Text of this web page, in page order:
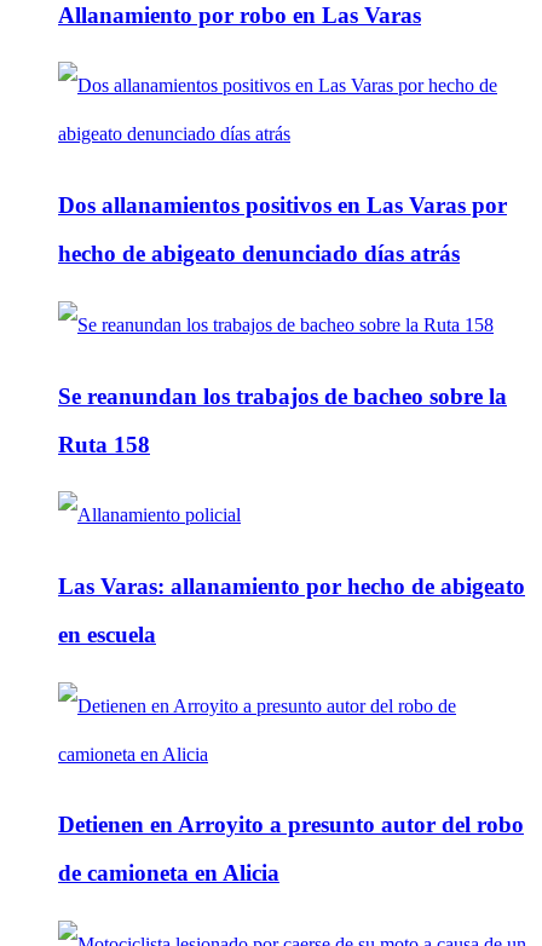
Allanamiento por robo en Las Varas
Dos allanamientos positivos en Las Varas por
hecho de abigeato denunciado días atrás
Se reanundan los trabajos de bacheo sobre la
Ruta 158
Las Varas: allanamiento por hecho de abigeato
en escuela
Detienen en Arroyito a presunto autor del robo
de camioneta en Alicia